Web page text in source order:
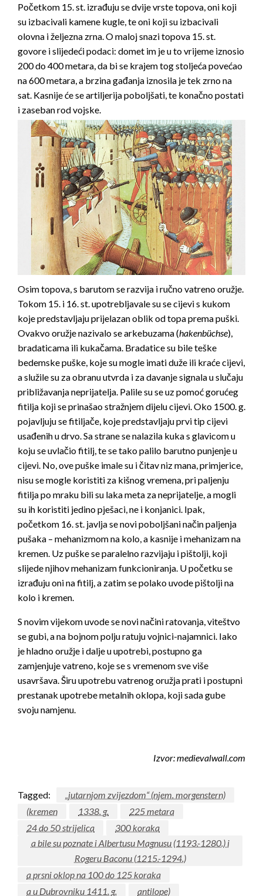
Početkom 15. st. izrađuju se dvije vrste topova, oni koji
su izbacivali kamene kugle, te oni koji su izbacivali
olovna i željezna zrna. O maloj snazi topova 15. st.
govore i slijedeći podaci: domet im je u to vrijeme iznosio
200 do 400 metara, da bi se krajem tog stoljeća povećao
na 600 metara, a brzina gađanja iznosila je tek zrno na
sat. Kasnije će se artiljerija poboljšati, te konačno postati
i zaseban rod vojske.
Osim topova, s barutom se razvija i ručno vatreno oružje.
Tokom 15. i 16. st. upotrebljavale su se cijevi s kukom
koje predstavljaju prijelazan oblik od topa prema puški.
Ovakvo oružje nazivalo se arkebuzama (hakenbüchse),
bradaticama ili kukačama. Bradatice su bile teške
bedemske puške, koje su mogle imati duže ili kraće cijevi,
a služile su za obranu utvrda i za davanje signala u slučaju
približavanja neprijatelja. Palile su se uz pomoć gorućeg
fitilja koji se prinašao stražnjem dijelu cijevi. Oko 1500. g.
pojavljuju se fitiljače, koje predstavljaju prvi tip cijevi
usađenih u drvo. Sa strane se nalazila kuka s glavicom u
koju se uvlačio fitilj, te se tako palilo barutno punjenje u
cijevi. No, ove puške imale su i čitav niz mana, primjerice,
nisu se mogle koristiti za kišnog vremena, pri paljenju
fitilja po mraku bili su laka meta za neprijatelje, a mogli
su ih koristiti jedino pješaci, ne i konjanici. Ipak,
početkom 16. st. javlja se novi poboljšani način paljenja
pušaka – mehanizmom na kolo, a kasnije i mehanizam na
kremen. Uz puške se paralelno razvijaju i pištolji, koji
slijede njihov mehanizam funkcioniranja. U početku se
izrađuju oni na fitilj, a zatim se polako uvode pištolji na
kolo i kremen.
S novim vijekom uvode se novi načini ratovanja, viteštvo
se gubi, a na bojnom polju ratuju vojnici-najamnici. Iako
je hladno oružje i dalje u upotrebi, postupno ga
zamjenjuje vatreno, koje se s vremenom sve više
usavršava. Širu upotrebu vatrenog oružja prati i postupni
prestanak upotrebe metalnih oklopa, koji sada gube
svoju namjenu.
Izvor: medievalwall.com
Tagged:
„jutarnjom zvijezdom“ (njem. morgenstern)
(kremen
1338. g.
225 metara
24 do 50 strijelica
300 koraka
a bile su poznate i Albertusu Magnusu (1193.-1280.) i
Rogeru Baconu (1215.-1294.)
a prsni oklop na 100 do 125 koraka
a u Dubrovniku 1411. g.
antilope)